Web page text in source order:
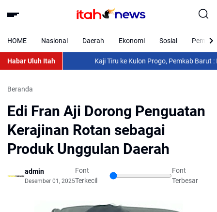
HOME Nasional Daerah Ekonomi Sosial
Habar Uluh Itah Kaji Tiru ke Kulon Progo, Pemkab Barut :
Beranda
Edi Fran Aji Dorong Penguatan
Kerajinan Rotan sebagai
Produk Unggulan Daerah
admin
Desember 01, 2025
Font
Terkecil
Font
Terbesar